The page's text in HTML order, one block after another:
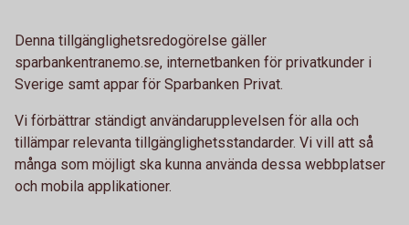
Denna tillgänglighetsredogörelse gäller
sparbankentranemo.se, internetbanken för privatkunder i
Sverige samt appar för Sparbanken Privat.
Vi förbättrar ständigt användarupplevelsen för alla och
tillämpar relevanta tillgänglighetsstandarder. Vi vill att så
många som möjligt ska kunna använda dessa webbplatser
och mobila applikationer.